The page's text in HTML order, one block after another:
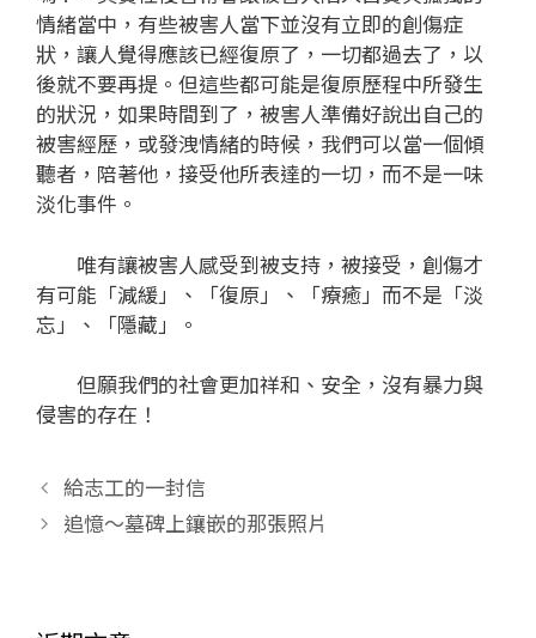
情緒當中，有些被害人當下並沒有立即的創傷症
狀，讓人覺得應該已經復原了，一切都過去了，以
後就不要再提。但這些都可能是復原歷程中所發生
的狀況，如果時間到了，被害人準備好說出自己的
被害經歷，或發洩情緒的時候，我們可以當一個傾
聽者，陪著他，接受他所表達的一切，而不是一味
淡化事件。
唯有讓被害人感受到被支持，被接受，創傷才
有可能「減緩」、「復原」、「療癒」而不是「淡
忘」、「隱藏」。
但願我們的社會更加祥和、安全，沒有暴力與
侵害的存在！
給志工的一封信
追憶～墓碑上鑲嵌的那張照片